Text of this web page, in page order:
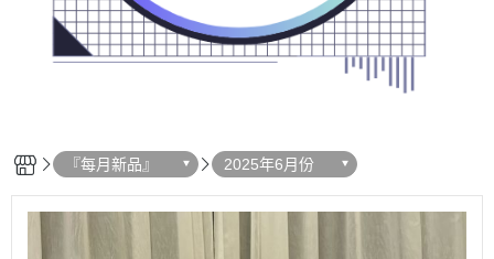
『每月新品』 2025年6月份